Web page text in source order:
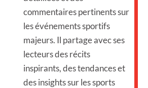
commentaires pertinents sur
les événements sportifs
majeurs. Il partage avec ses
lecteurs des récits
inspirants, des tendances et
des insights sur les sports